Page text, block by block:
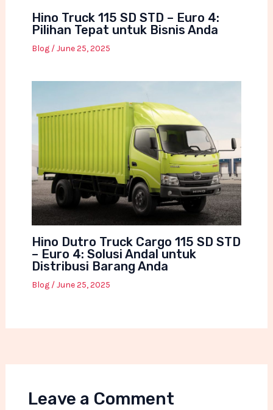
Hino Truck 115 SD STD – Euro 4:
Pilihan Tepat untuk Bisnis Anda
Blog/June 25, 2025
Hino Dutro Truck Cargo 115 SD STD
– Euro 4: Solusi Andal untuk
Distribusi Barang Anda
Blog/June 25, 2025
Leave a Comment